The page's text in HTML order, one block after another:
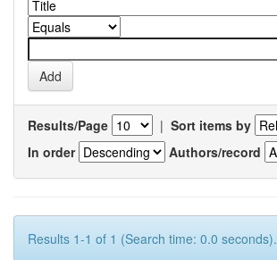
Results/Page | Sort items by
In order
Authors/record
Results 1-1 of 1 (Search time: 0.0 seconds).